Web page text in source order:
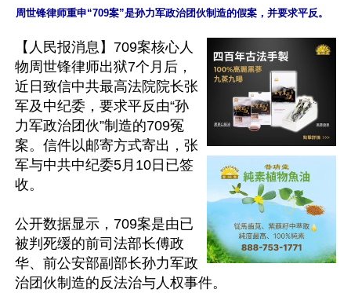
【人民报消息】709案核心人
物周世锋律师出狱7个月后，
近日致信中共最高法院院长张
军及中纪委，要求平反由“孙
力军政治团伙”制造的709冤
案。信件以邮寄方式寄出，张
军与中共中纪委5月10日已签
收。
公开数据显示，709案是由已
被判死缓的前司法部长傅政
华、前公安部副部长孙力军政
治团伙制造的反法治与人权事件。